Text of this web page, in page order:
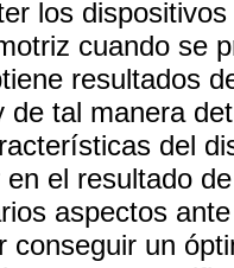
los
cuando se
resultados
de tal manera
del
en el resultado
aspectos
conseguir un